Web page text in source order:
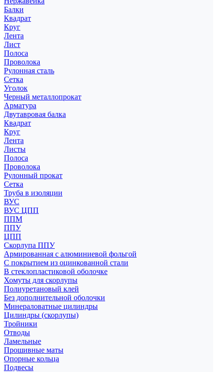
Балки
Квадрат
Круг
Лента
Лист
Полоса
Проволока
Рулонная сталь
Сетка
Уголок
Черный металлопрокат
Арматура
Двутавровая балка
Квадрат
Круг
Лента
Листы
Полоса
Проволока
Рулонный прокат
Сетка
Труба в изоляции
ВУС
ВУС ЦПП
ППМ
ППУ
ЦПП
Скорлупа ППУ
Армированная с алюминиевой фольгой
С покрытием из оцинкованной стали
В стеклопластиковой оболочке
Хомуты для скорлупы
Полиуретановый клей
Без дополнительной оболочки
Минераловатные цилиндры
Цилиндры (скорлупы)
Тройники
Отводы
Ламельные
Прошивные маты
Опорные кольца
Подвесы